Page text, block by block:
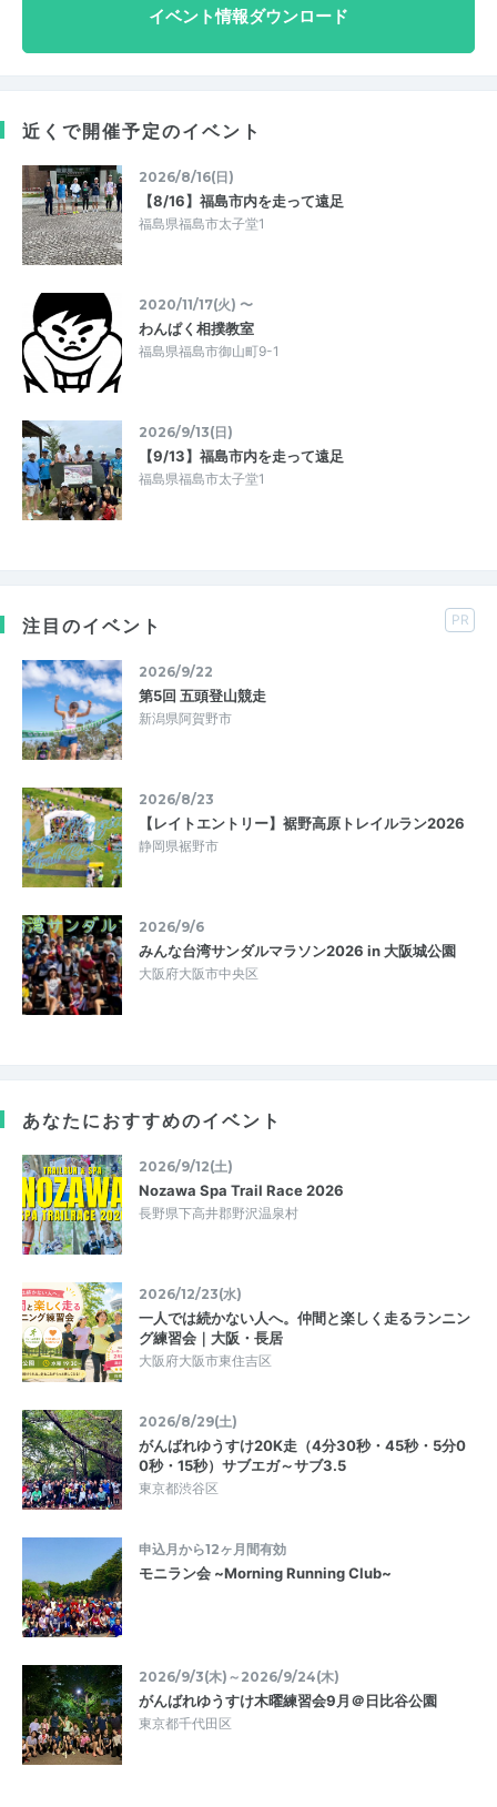
イベント情報ダウンロード
近くで開催予定のイベント
2026/8/16(日)
【8/16】福島市内を走って遠足
福島県福島市太子堂1
2020/11/17(火) 〜
わんぱく相撲教室
福島県福島市御山町9-1
2026/9/13(日)
【9/13】福島市内を走って遠足
福島県福島市太子堂1
注目のイベント PR
2026/9/22
第5回 五頭登山競走
新潟県阿賀野市
2026/8/23
【レイトエントリー】裾野高原トレイルラン2026
静岡県裾野市
2026/9/6
みんな台湾サンダルマラソン2026 in 大阪城公園
大阪府大阪市中央区
あなたにおすすめのイベント
2026/9/12(土)
Nozawa Spa Trail Race 2026
長野県下高井郡野沢温泉村
2026/12/23(水)
一人では続かない人へ。仲間と楽しく走るランニン
グ練習会｜大阪・長居
大阪府大阪市東住吉区
2026/8/29(土)
がんばれゆうすけ20K走（4分30秒・45秒・5分0
0秒・15秒）サブエガ～サブ3.5
東京都渋谷区
申込月から12ヶ月間有効
モニラン会 ~Morning Running Club~
2026/9/3(木)～2026/9/24(木)
がんばれゆうすけ木曜練習会9月＠日比谷公園
東京都千代田区